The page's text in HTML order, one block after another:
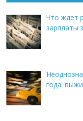
Что ждет
зарплаты
года: